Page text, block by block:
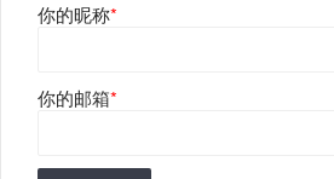
你的昵称*
你的邮箱*